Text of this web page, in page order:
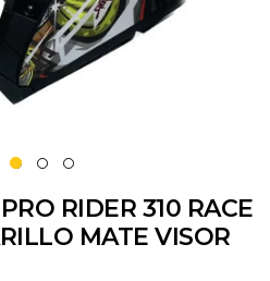
RIDER 310 RACE
MATE VISOR